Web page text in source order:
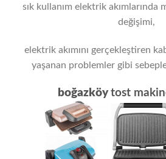
sık kullanım elektrik akımlarında
değişimi,
elektrik akımını gerçekleştiren
yaşanan problemler gibi
boğazköytost